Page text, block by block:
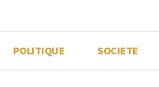
POLITIQUE SOCIETE